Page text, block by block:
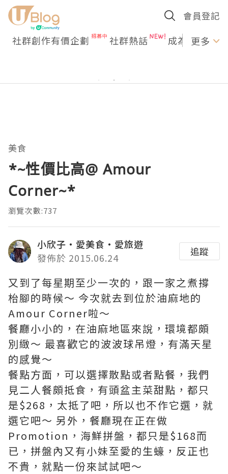
會員登記
社群創作有價企劃 社群熱話 成為U更多
美食
*~性價比高@ Amour
Corner~*
瀏覽次數:737
小欣子‧愛美食‧愛旅遊
發佈於 2015.06.24
追蹤
又到了每星期至少一次的，跟一家之煮撐
枱腳的時候～ 今次就去到位於油麻地的
Amour Corner啦～
餐廳小小的，在油麻地區來說，環境都頗
別緻～ 最喜歡它的波波球吊燈，有滿天星
的感覺～
餐點方面，可以選擇散點或者點餐，我們
見二人餐頗抵食，有頭盆主菜甜點，都只
是$268，太抵了吧，所以也不作它選，就
選它吧～ 另外，餐廳現在正在做
Promotion，海鮮拼盤，都只是$168而
已，拼盤內又有小妹至愛的生蠔，反正也
不貴，就點一份來試試吧～